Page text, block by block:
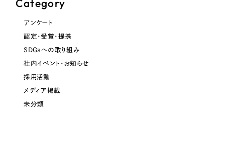
Category
アンケート
認定・受賞・提携
SDGsへの取り組み
社内イベント・お知らせ
採用活動
メディア掲載
未分類